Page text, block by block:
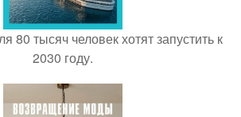
80 тысяч человек хотят запустить к
2030 году.